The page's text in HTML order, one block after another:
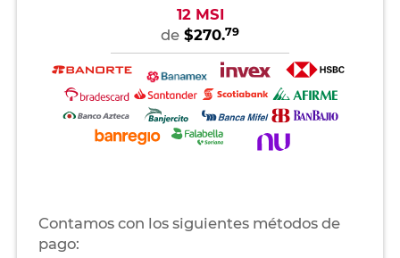
12 MSI
de $270.79
Contamos con los siguientes métodos de
pago: